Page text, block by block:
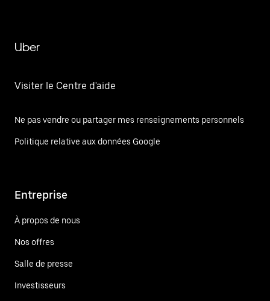
Uber
Visiter le Centre d'aide
Ne pas vendre ou partager mes renseignements personnels
Politique relative aux données Google
Entreprise
À propos de nous
Nos offres
Salle de presse
Investisseurs